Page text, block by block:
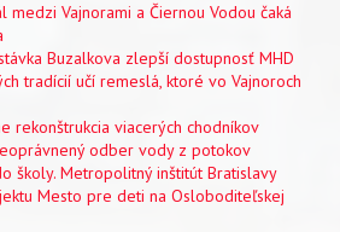
medzi Vajnorami a Čiernou Vodou čaká
Buzalkova zlepší dostupnosť MHD
tradícií učí remeslá, ktoré vo Vajnoroch
rekonštrukcia viacerých chodníkov
odber vody z potokov
školy. Metropolitný inštitút Bratislavy
Mesto pre deti na Osloboditeľskej